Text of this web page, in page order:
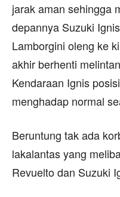
jarak aman sehingga
depannya Suzuki
Lamborgini oleng ke
akhir berhenti
Kendaraan Ignis
menghadap normal
Beruntung tak ada
lakalantas yang
Revuelto dan Suzuki